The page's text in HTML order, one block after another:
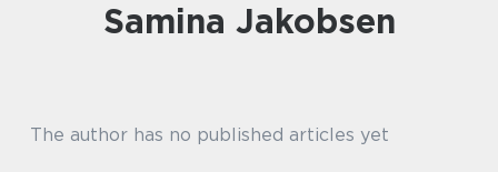
Samina Jakobsen
The author has no published articles yet